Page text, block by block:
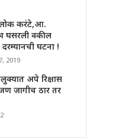
करंटे,आ.
घसरली वकील
दरम्यानची घटना !
2019
अपे रिक्षास
जागीच ठार तर